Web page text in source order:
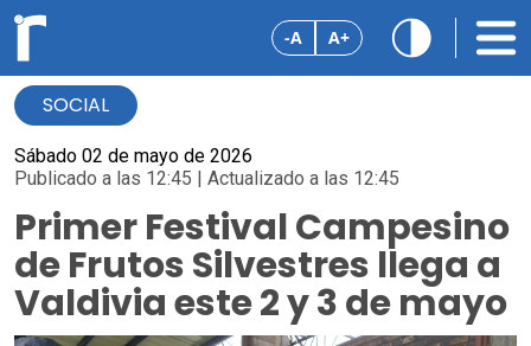
-A A+
SOCIAL
Sábado 02 de mayo de 2026
Publicado a las 12:45 | Actualizado a las 12:45
Primer Festival Campesino
de Frutos Silvestres llega a
Valdivia este 2 y 3 de mayo